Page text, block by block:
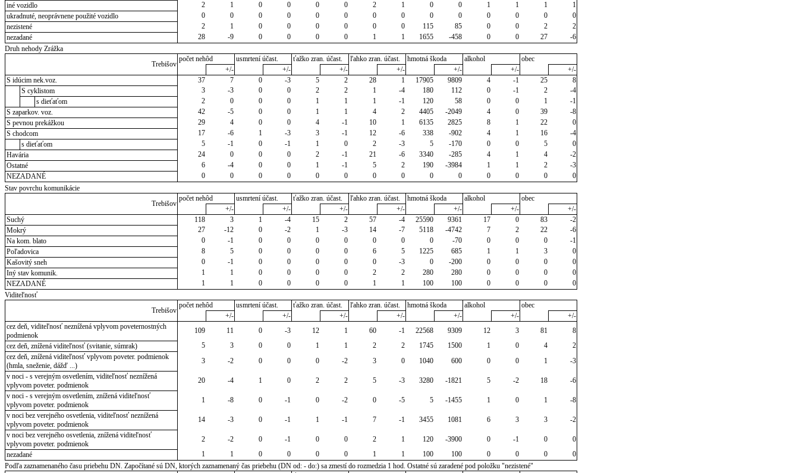
iné vozidlo
2 1 0 0 0 0 2 1 0 0 1 1 1
1
ukradnuté, neoprávnene použité vozidlo
0 0 0 0 0 0 0 0 0 0 0 0 0
0
nezistené
2 1 0 0 0 0 0 0 115 85 0 0 2
2
nezadané
28 -9 0 0 0 0 1 1 1655 -458 0 0 27
-6
Druh nehody Zrážka
Trebišov
počet nehôd usmrtení účast. ťažko zran. účast. ľahko zran. účast. hmotná škoda alkohol
obec
+/-
+/- +/- +/- +/- +/-
+/-
S idúcim nek.voz.
37 7 0 -3 5 2 28 1 17905 9809 4 -1 25
8
S cyklistom
3 -3 0 0 2 2 1 -4 180 112 0 -1 2
-4
s dieťaťom
2 0 0 0 1 1 1 -1 120 58 0 0 1
-1
S zaparkov. voz.
42 -5 0 0 1 1 4 2 4405 -2049 4 0 39
-8
S pevnou prekážkou
29 4 0 0 4 -1 10 1 6135 2825 8 1 22
0
S chodcom
17 -6 1 -3 3 -1 12 -6 338 -902 4 1 16
-4
s dieťaťom
5 -1 0 -1 1 0 2 -3 5 -170 0 0 5
0
Havária
24 0 0 0 2 -1 21 -6 3340 -285 4 1 4
-2
Ostatné
6 -4 0 0 1 -1 5 2 190 -3984 1 1 2
-3
NEZADANÉ
0 0 0 0 0 0 0 0 0 0 0 0 0
0
Stav povrchu komunikácie
Trebišov
počet nehôd usmrtení účast. ťažko zran. účast. ľahko zran. účast. hmotná škoda alkohol
obec
+/-
+/- +/- +/- +/- +/-
+/-
Suchý
118 3 1 -4 15 2 57 -4 25590 9361 17 0 83
-2
Mokrý
27 -12 0 -2 1 -3 14 -7 5118 -4742 7 2 22
-6
Na kom. blato
0 -1 0 0 0 0 0 0 0 -70 0 0 0
-1
Poľadovica
8 5 0 0 0 0 6 5 1225 685 1 1 3
0
Kašovitý sneh
0 -1 0 0 0 0 0 -3 0 -200 0 0 0
0
Iný stav komunik.
1 1 0 0 0 0 2 2 280 280 0 0 0
0
NEZADANÉ
1 1 0 0 0 0 1 1 100 100 0 0 0
0
Viditeľnosť
Trebišov
počet nehôd usmrtení účast. ťažko zran. účast. ľahko zran. účast. hmotná škoda alkohol
obec
+/-
+/- +/- +/- +/- +/-
+/-
cez deň, viditeľnosť neznížená vplyvom poveternostných
podmienok
109 11 0 -3 12 1 60 -1 22568 9309 12 3 81
8
cez deň, znížená viditeľnosť (svitanie, súmrak)
5 3 0 0 1 1 2 2 1745 1500 1 0 4
2
cez deň, znížená viditeľnosť vplyvom poveter. podmienok
(hmla, sneženie, dážď ...)
3 -2 0 0 0 -2 3 0 1040 600 0 0 1
-3
v noci - s verejným osvetlením, viditeľnosť neznížená
vplyvom poveter. podmienok
20 -4 1 0 2 2 5 -3 3280 -1821 5 -2 18
-6
v noci - s verejným osvetlením, znížená viditeľnosť
vplyvom poveter. podmienok
1 -8 0 -1 0 -2 0 -5 5 -1455 1 0 1
-8
v noci bez verejného osvetlenia, viditeľnosť neznížená
vplyvom poveter. podmienok
14 -3 0 -1 1 -1 7 -1 3455 1081 6 3 3
-2
v noci bez verejného osvetlenia, znížená viditeľnosť
vplyvom poveter. podmienok
2 -2 0 -1 0 0 2 1 120 -3900 0 -1 0
0
nezadané
1 1 0 0 0 0 1 1 100 100 0 0 0
0
Podľa zaznamenaného času priebehu DN. Započítané sú DN, ktorých zaznamenaný čas priebehu (DN od: - do:) sa zmestí do rozmedzia 1 hod. Ostatné sú zaradené pod položku "nezistené"